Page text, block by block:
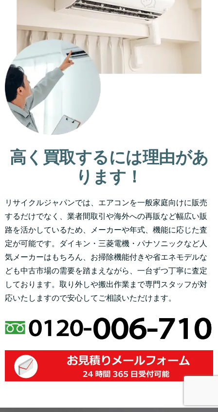
高く買取するには理由があ
ります！
リサイクルジャパンでは、エアコンを一般家庭向けに販売
するだけでなく、業者間取引や海外への再販など幅広い販
路を活かしているため、メーカーや年式、機能に応じた査
定が可能です。ダイキン・三菱電機・パナソニックなど人
気メーカーはもちろん、お掃除機能付きや省エネモデルな
ども中古市場の需要を踏まえながら、一台ずつ丁寧に査定
しております。取り外しや搬出作業まで専門スタッフが対
応いたしますので安心してご相談いただけます。